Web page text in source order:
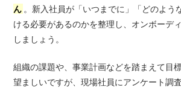
ん 。新入社員が「いつまでに」「どのよう
ける必要があるのかを整理し、オンボーデ
しましょう。
組織の課題や、事業計画などを踏まえて目
望ましいですが、現場社員にアンケート調